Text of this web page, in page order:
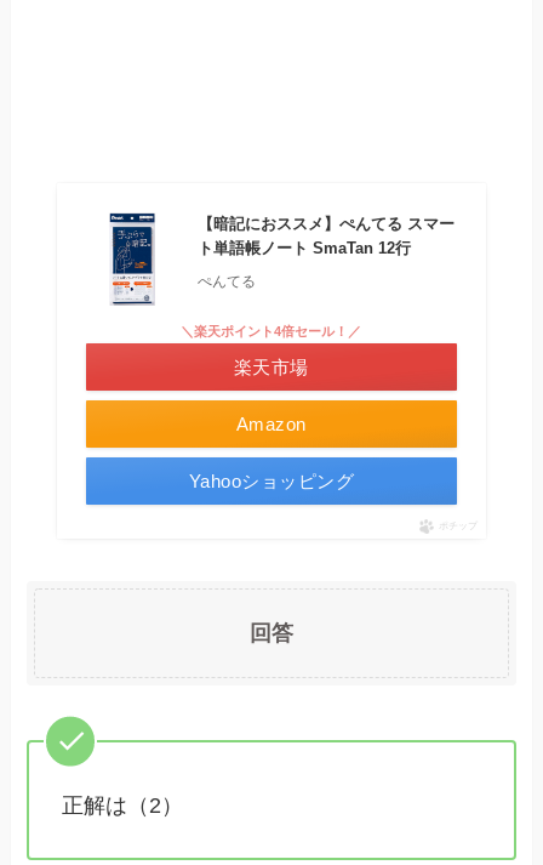
【暗記におススメ】ぺんてる スマー
ト単語帳ノート SmaTan 12行
ぺんてる
Amazon
＼楽天ポイント4倍セール！／
楽天市場
Yahooショッピング
ポチップ
回答
正解は（2）